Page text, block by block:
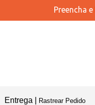
Preencha e
Entrega | Rastrear Pedido